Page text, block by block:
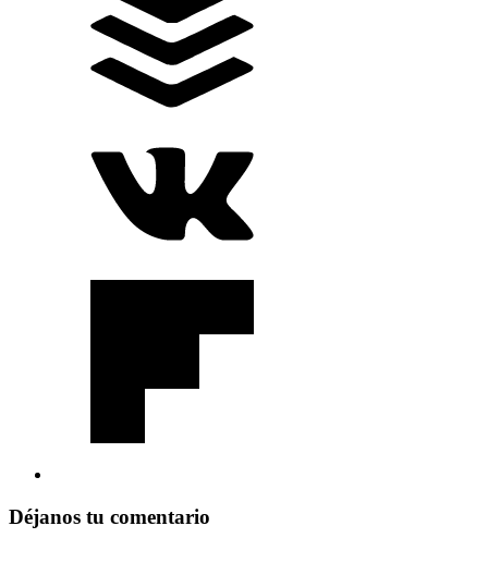
Déjanos tu comentario